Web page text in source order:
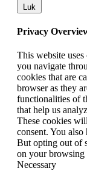
Luk
Privacy
This website
you navigate
cookies that are
browser as they
functionalities of
that help us
These cookies
consent. You
But opting out of
on your browsing
Necessary